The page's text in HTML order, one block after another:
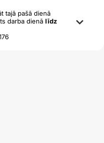
tajā pašā dienā
darba dienā līdz